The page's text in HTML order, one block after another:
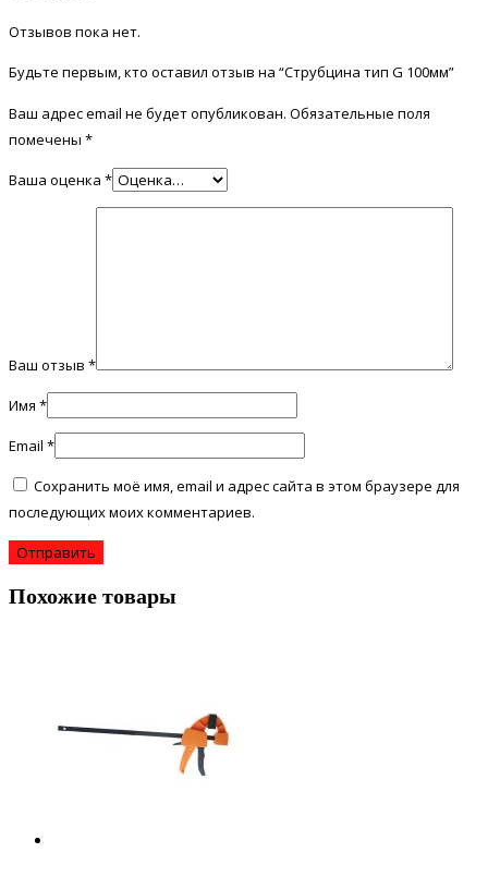
Отзывов пока нет.
Будьте первым, кто оставил отзыв на “Струбцина тип G 100мм”
Ваш адрес email не будет опубликован. Обязательные поля
помечены *
Ваша оценка *
Ваш отзыв *
Имя *
Email *
Сохранить моё имя, email и адрес сайта в этом браузере для
последующих моих комментариев.
Похожие товары